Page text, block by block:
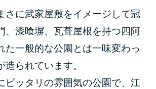
さに武家屋敷をイメージして冠
、漆喰塀、瓦葺屋根を持つ四阿
た一般的な公園とは一味変わっ
造られています。
ピッタリの雰囲気の公園で、江